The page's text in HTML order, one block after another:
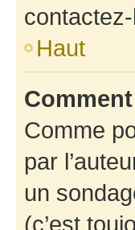
Haut
Comme
par
un
(c’est